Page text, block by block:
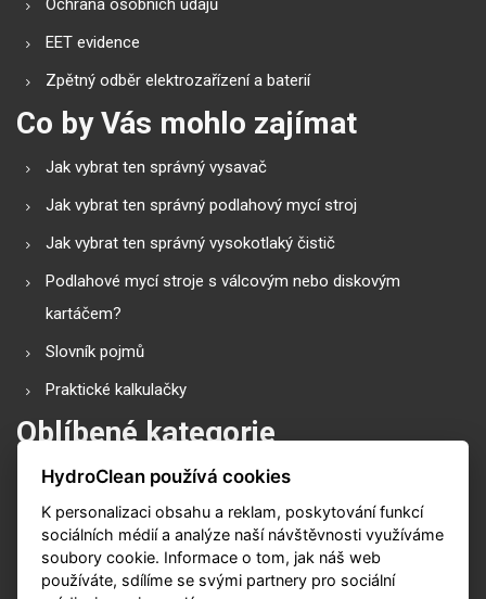
Ochrana osobních údajů
EET evidence
Zpětný odběr elektrozařízení a baterií
Co by Vás mohlo zajímat
Jak vybrat ten správný vysavač
Jak vybrat ten správný podlahový mycí stroj
Jak vybrat ten správný vysokotlaký čistič
Podlahové mycí stroje s válcovým nebo diskovým
kartáčem?
Slovník pojmů
Praktické kalkulačky
Oblíbené kategorie
Průmyslové vysavače
Vysokotlaké čističe
Podlahové mycí stroje
Zametací stroje
HydroClean používá cookies
K personalizaci obsahu a reklam, poskytování funkcí
sociálních médií a analýze naší návštěvnosti využíváme
soubory cookie. Informace o tom, jak náš web
používáte, sdílíme se svými partnery pro sociální